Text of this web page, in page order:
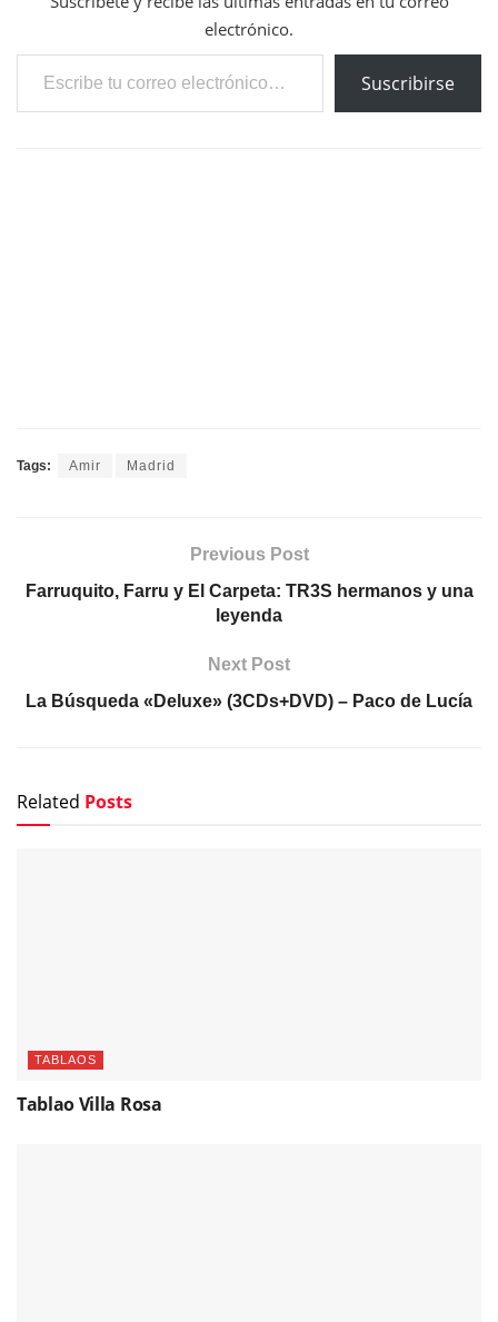
electrónico.
Escribe tu correo electrónico…
Suscribirse
Tags: Amir Madrid
Previous Post
Farruquito, Farru y El Carpeta: TR3S hermanos y una
leyenda
Next Post
La Búsqueda «Deluxe» (3CDs+DVD) – Paco de Lucía
Related Posts
TABLAOS
Tablao Villa Rosa